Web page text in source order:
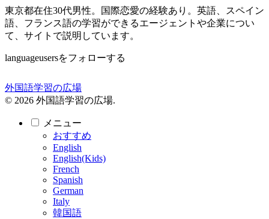
東京都在住30代男性。国際恋愛の経験あり。英語、スペイン
語、フランス語の学習ができるエージェントや企業につい
て、サイトで説明しています。
languageusersをフォローする
外国語学習の広場
© 2026 外国語学習の広場.
メニュー
おすすめ
English
English(Kids)
French
Spanish
German
Italy
韓国語